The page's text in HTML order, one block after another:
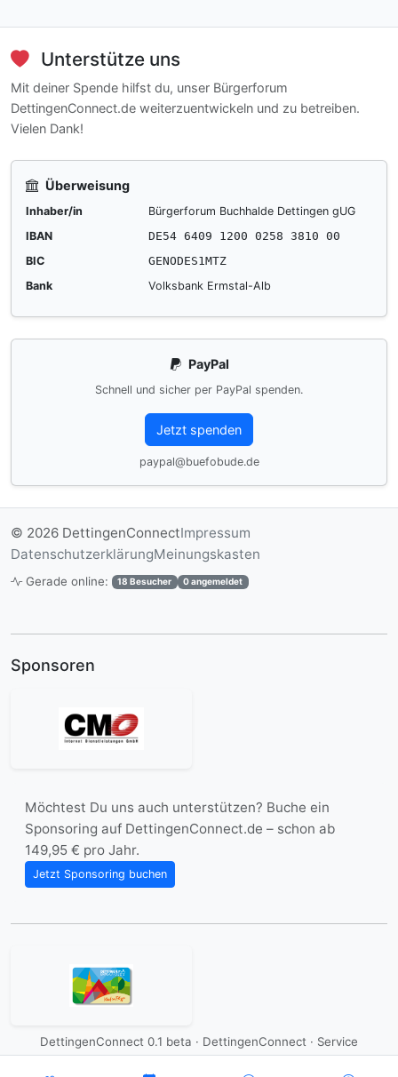
Unterstütze uns
Mit deiner Spende hilfst du, unser Bürgerforum
DettingenConnect.de weiterzuentwickeln und zu betreiben.
Vielen Dank!
Überweisung
Inhaber/in
Bürgerforum Buchhalde Dettingen gUG
IBAN
DE54 6409 1200 0258 3810 00
BIC
GENODES1MTZ
Bank
Volksbank Ermstal-Alb
PayPal
Schnell und sicher per PayPal spenden.
Jetzt spenden
paypal@buefobude.de
© 2026 DettingenConnectImpressum
DatenschutzerklärungMeinungskasten
Gerade online: 18 Besucher 0 angemeldet
Sponsoren
Möchtest Du uns auch unterstützen? Buche ein
Sponsoring auf DettingenConnect.de – schon ab
149,95 € pro Jahr.
Jetzt Sponsoring buchen
DettingenConnect 0.1 beta · DettingenConnect · Service